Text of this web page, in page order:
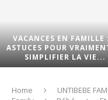
VACANCES EN FAMILLE
ASTUCES POUR
SIMPLIFIER LA VIE...
Home UNTIBEBE